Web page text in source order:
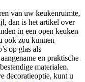
van uw keukenruimte,
dan is het artikel over
in een open keuken
ook zou kunnen
op glas als
en praktische
materialen.
decoratieoptie, kunt u